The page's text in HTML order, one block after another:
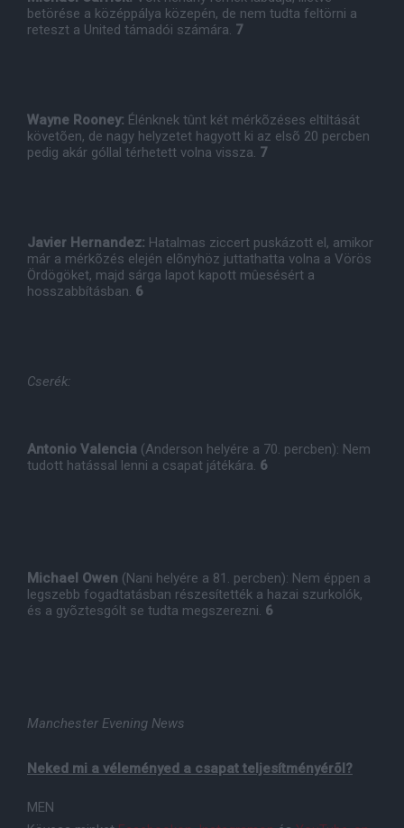
betörése a középpálya közepén, de nem tudta feltörni a
reteszt a United támadói számára. 7
Wayne Rooney: Élénknek tûnt két mérkõzéses eltiltását
követõen, de nagy helyzetet hagyott ki az elsõ 20 percben
pedig akár góllal térhetett volna vissza. 7
Javier Hernandez: Hatalmas ziccert puskázott el, amikor
már a mérkõzés elején elõnyhöz juttathatta volna a Vörös
Ördögöket, majd sárga lapot kapott mûesésért a
hosszabbításban. 6
Cserék:
Antonio Valencia (Anderson helyére a 70. percben): Nem
tudott hatással lenni a csapat játékára. 6
Michael Owen (Nani helyére a 81. percben): Nem éppen a
legszebb fogadtatásban részesítették a hazai szurkolók,
és a gyõztesgólt se tudta megszerezni. 6
Manchester Evening News
Neked mi a véleményed a csapat teljesítményérõl?
MEN